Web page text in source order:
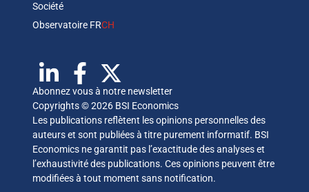
Société
Observatoire FRCH
Abonnez vous à notre newsletter
Copyrights © 2026 BSI Economics
Les publications reflètent les opinions personnelles des
auteurs et sont publiées à titre purement informatif. BSI
Economics ne garantit pas l’exactitude des analyses et
l’exhaustivité des publications. Ces opinions peuvent être
modifiées à tout moment sans notification.